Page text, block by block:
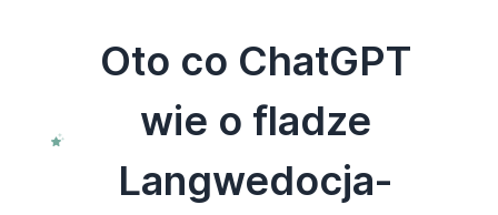
Oto co ChatGPT
wie o fladze
Langwedocja-